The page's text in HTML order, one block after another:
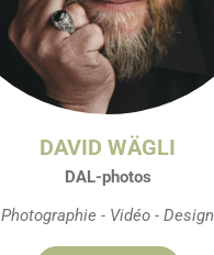
DAVID WÄGLI
DAL-photos
Photographie - Vidéo - Design